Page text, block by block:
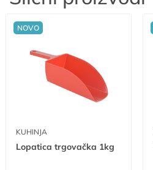
NOVO
KUHINJA
Lopatica trgovačka 1kg